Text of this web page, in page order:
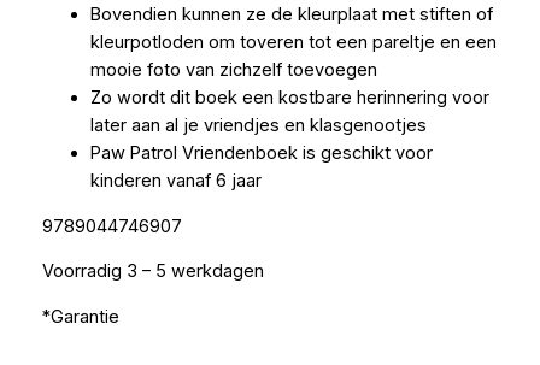
Bovendien kunnen ze de kleurplaat met stiften of
kleurpotloden om toveren tot een pareltje en een
mooie foto van zichzelf toevoegen
Zo wordt dit boek een kostbare herinnering voor
later aan al je vriendjes en klasgenootjes
Paw Patrol Vriendenboek is geschikt voor
kinderen vanaf 6 jaar
9789044746907
Voorradig 3 – 5 werkdagen
*Garantie